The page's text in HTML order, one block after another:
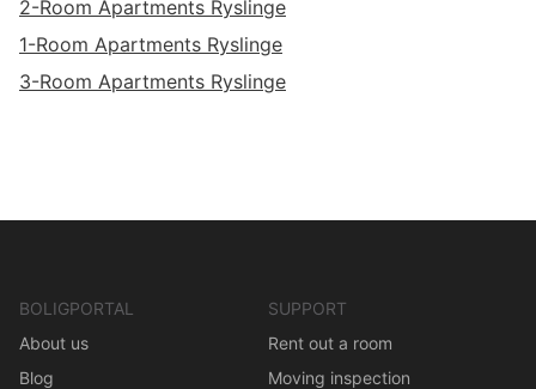
2-Room Apartments Ryslinge
1-Room Apartments Ryslinge
3-Room Apartments Ryslinge
BOLIGPORTAL
About us
Blog
SUPPORT
Rent out a room
Moving inspection